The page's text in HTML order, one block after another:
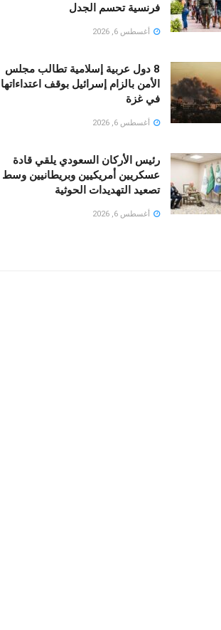
فرنسية تحسم الجدل
أغسطس 6, 2026
8 دول عربية إسلامية تطالب مجلس
الأمن بالزام إسرائيل بوقف اعتداءاتها
في غزة
أغسطس 6, 2026
رئيس الأركان السعودي يلقي قادة
عسكريين أمريكيين وبريطانيين وسط
تصعيد التهديدات الحوثية
أغسطس 6, 2026